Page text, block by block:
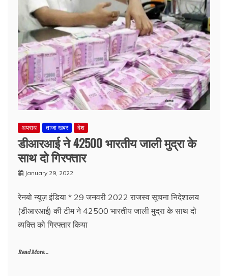
अपराध ताजा खबर देश
डीआरआई ने 42500 भारतीय जाली मुद्रा के
साथ दो गिरफ्तार
January 29, 2022
रेनबो न्यूज़ इंडिया * 29 जनवरी 2022 राजस्व सूचना निदेशालय
(डीआरआई) की टीम ने 42500 भारतीय जाली मुद्रा के साथ दो
व्यक्ति को गिरफ्तार किया
Read More...